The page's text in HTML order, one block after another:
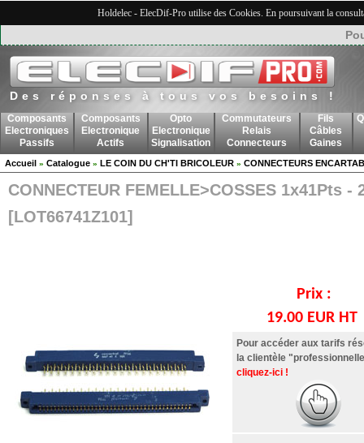
Holdelec - ElecDif-Pro utilise des Cookies. En poursuivant la
Des réponses à tous vos besoins !
Composants
Electroniques
Passifs
Composants
Electronique
Actifs
Opto
Electronique
Signalisation
Commutateurs
Relais
Connecteurs
Fils
Câbles
Gaines
Accueil » Catalogue » LE COIN DU CH'TI BRICOLEUR » CONNECTEURS
CONNECTEUR FEMELLE>COSSES 1x41Pts -
[LOT66741Z101]
Prix :
19.00 EUR HT
Pour accéder aux tarifs
la clientèle
cliquez-ici !